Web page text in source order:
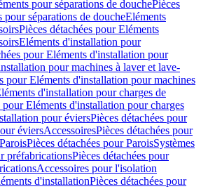
pour séparations de douchePièces
pour séparations de doucheEléments
Pièces détachées pour Eléments
Eléments d'installation pour
pour Eléments d'installation pour
pour machines à laver et lave-
pour Eléments d'installation pour machines
d'installation pour charges de
pour Eléments d'installation pour charges
pour éviersPièces détachées pour
éviersAccessoiresPièces détachées pour
ParoisPièces détachées pour ParoisSystèmes
préfabricationsPièces détachées pour
Accessoires pour l'isolation
d'installationPièces détachées pour